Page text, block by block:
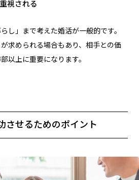
視される
し」まで考えた婚活が一般的です。
求められる場合もあり、相手との価
以上に重要になります。
させるためのポイント